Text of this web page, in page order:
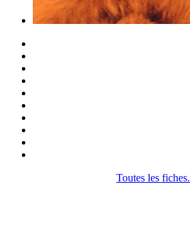
Toutes les fiches.